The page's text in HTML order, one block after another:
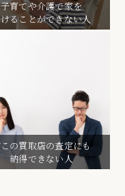
子育てや介護で家を
ることができない人
この買取店の査定にも
納得できない人